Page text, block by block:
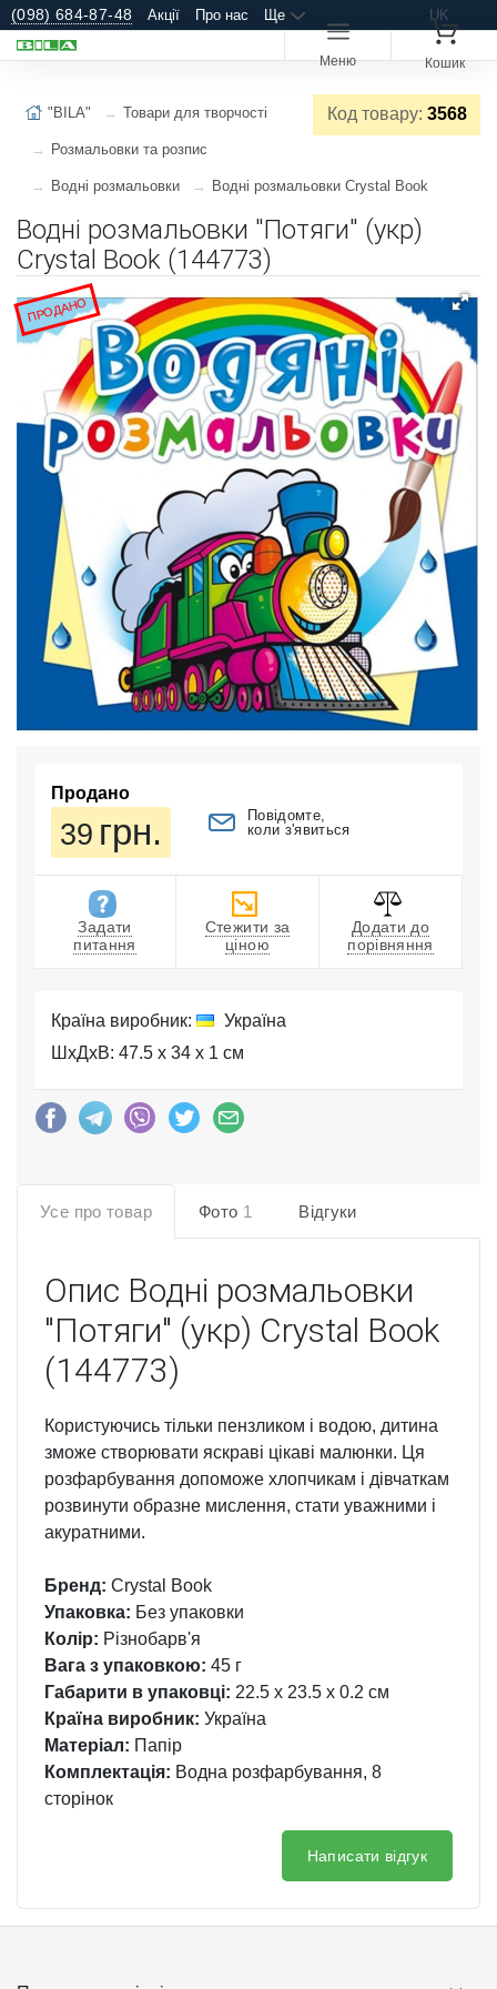
(098) 684-87-48 Акції Про нас Ще UK
Меню Кошик
Код товару: 3568
"BILA" Товари для творчості
Розмальовки та розпис
Водні розмальовки Водні розмальовки Crystal Book
Водні розмальовки "Потяги" (укр)
Crystal Book (144773)
ПРОДАНО
Продано
39 грн.
Повідомте,
коли з'явиться
Задати
питання
Стежити за
ціною
Додати до
порівняння
Країна виробник:
Україна
ШхДхВ: 47.5 x 34 x 1 см
Усе про товар Фото 1 Відгуки
Опис Водні розмальовки
"Потяги" (укр) Crystal Book
(144773)
Користуючись тільки пензликом і водою, дитина
зможе створювати яскраві цікаві малюнки. Ця
розфарбування допоможе хлопчикам і дівчаткам
розвинути образне мислення, стати уважними і
акуратними.
Бренд: Crystal Book
Упаковка: Без упаковки
Колір: Різнобарв'я
Вага з упаковкою: 45 г
Габарити в упаковці: 22.5 x 23.5 x 0.2 см
Країна виробник: Україна
Матеріал: Папір
Комплектація: Водна розфарбування, 8
сторінок
Написати відгук